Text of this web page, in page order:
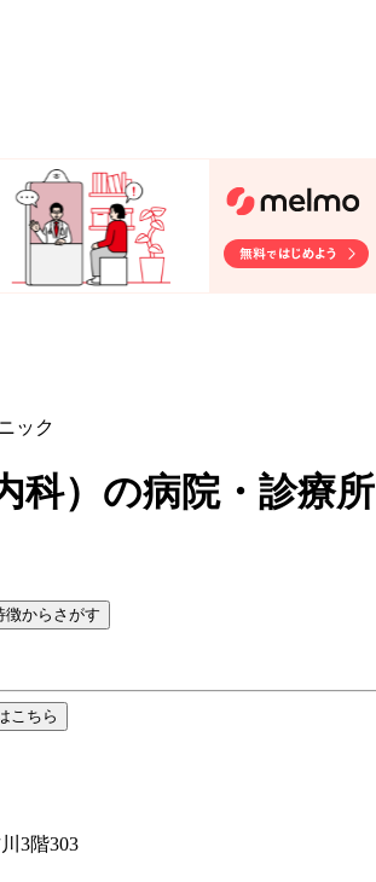
ック
科） の病院・診療所
徴からさがす
こちら
3階303